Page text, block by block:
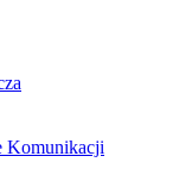
Komunikacji